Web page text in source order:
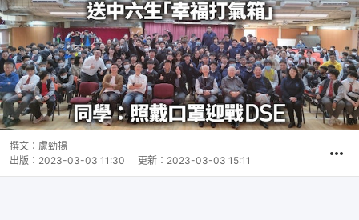
撰文： 盧勁揚
出版： 2023-03-03 11:30 更新： 2023-03-03 15:11